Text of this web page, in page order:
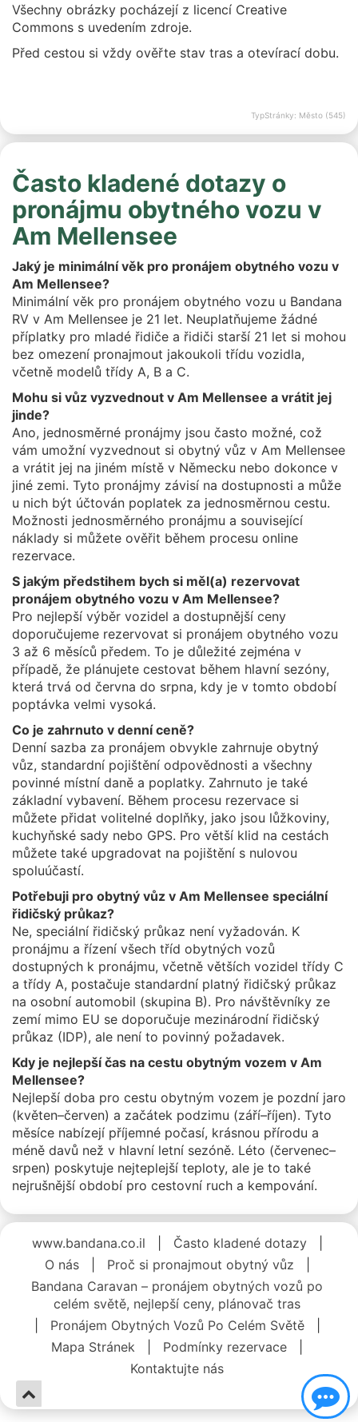
Všechny obrázky pocházejí z licencí Creative
Commons s uvedením zdroje.
Před cestou si vždy ověřte stav tras a otevírací dobu.
TypStránky: Město (545)
Často kladené dotazy o
pronájmu obytného vozu v
Am Mellensee
Jaký je minimální věk pro pronájem obytného vozu v
Am Mellensee?
Minimální věk pro pronájem obytného vozu u Bandana
RV v Am Mellensee je 21 let. Neuplatňujeme žádné
příplatky pro mladé řidiče a řidiči starší 21 let si mohou
bez omezení pronajmout jakoukoli třídu vozidla,
včetně modelů třídy A, B a C.
Mohu si vůz vyzvednout v Am Mellensee a vrátit jej
jinde?
Ano, jednosměrné pronájmy jsou často možné, což
vám umožní vyzvednout si obytný vůz v Am Mellensee
a vrátit jej na jiném místě v Německu nebo dokonce v
jiné zemi. Tyto pronájmy závisí na dostupnosti a může
u nich být účtován poplatek za jednosměrnou cestu.
Možnosti jednosměrného pronájmu a související
náklady si můžete ověřit během procesu online
rezervace.
S jakým předstihem bych si měl(a) rezervovat
pronájem obytného vozu v Am Mellensee?
Pro nejlepší výběr vozidel a dostupnější ceny
doporučujeme rezervovat si pronájem obytného vozu
3 až 6 měsíců předem. To je důležité zejména v
případě, že plánujete cestovat během hlavní sezóny,
která trvá od června do srpna, kdy je v tomto období
poptávka velmi vysoká.
Co je zahrnuto v denní ceně?
Denní sazba za pronájem obvykle zahrnuje obytný
vůz, standardní pojištění odpovědnosti a všechny
povinné místní daně a poplatky. Zahrnuto je také
základní vybavení. Během procesu rezervace si
můžete přidat volitelné doplňky, jako jsou lůžkoviny,
kuchyňské sady nebo GPS. Pro větší klid na cestách
můžete také upgradovat na pojištění s nulovou
spoluúčastí.
Potřebuji pro obytný vůz v Am Mellensee speciální
řidičský průkaz?
Ne, speciální řidičský průkaz není vyžadován. K
pronájmu a řízení všech tříd obytných vozů
dostupných k pronájmu, včetně větších vozidel třídy C
a třídy A, postačuje standardní platný řidičský průkaz
na osobní automobil (skupina B). Pro návštěvníky ze
zemí mimo EU se doporučuje mezinárodní řidičský
průkaz (IDP), ale není to povinný požadavek.
Kdy je nejlepší čas na cestu obytným vozem v Am
Mellensee?
Nejlepší doba pro cestu obytným vozem je pozdní jaro
(květen–červen) a začátek podzimu (září–říjen). Tyto
měsíce nabízejí příjemné počasí, krásnou přírodu a
méně davů než v hlavní letní sezóně. Léto (červenec–
srpen) poskytuje nejteplejší teploty, ale je to také
nejrušnější období pro cestovní ruch a kempování.
www.bandana.co.il Často kladené dotazy
O nás
Proč si pronajmout obytný vůz
Bandana Caravan – pronájem obytných vozů po
celém světě, nejlepší ceny, plánovač tras
Pronájem Obytných Vozů Po Celém Světě
Mapa Stránek
Podmínky rezervace
Kontaktujte nás